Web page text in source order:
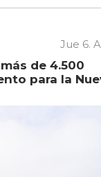
Jue 6.
de 4.500
para la